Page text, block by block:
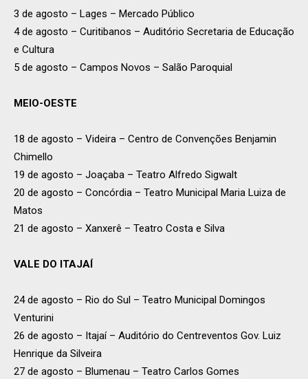
3 de agosto – Lages – Mercado Público
4 de agosto – Curitibanos – Auditório Secretaria de Educação
e Cultura
5 de agosto – Campos Novos – Salão Paroquial
MEIO-OESTE
18 de agosto – Videira – Centro de Convenções Benjamin
Chimello
19 de agosto – Joaçaba – Teatro Alfredo Sigwalt
20 de agosto – Concórdia – Teatro Municipal Maria Luiza de
Matos
21 de agosto – Xanxerê – Teatro Costa e Silva
VALE DO ITAJAÍ
24 de agosto – Rio do Sul – Teatro Municipal Domingos
Venturini
26 de agosto – Itajaí – Auditório do Centreventos Gov. Luiz
Henrique da Silveira
27 de agosto – Blumenau – Teatro Carlos Gomes